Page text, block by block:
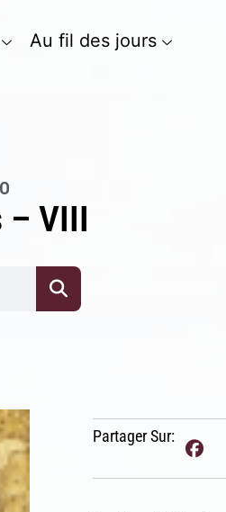
Au fil des jours
– VIII
Partager Sur: